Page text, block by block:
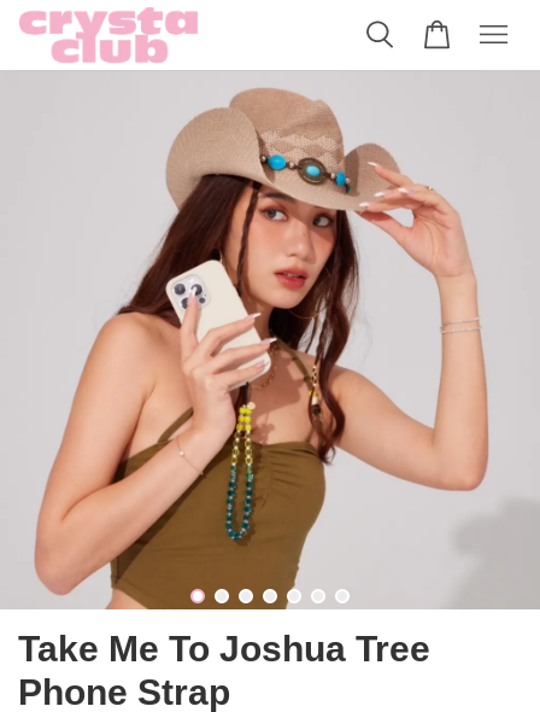
Take Me To Joshua Tree
Phone Strap